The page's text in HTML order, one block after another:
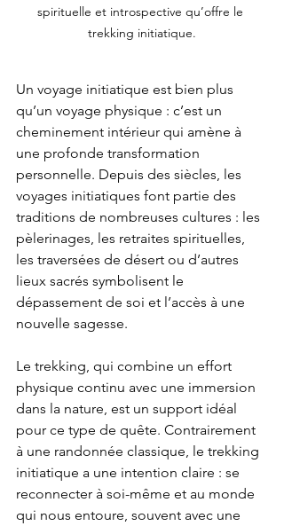
spirituelle et introspective qu’offre le
trekking initiatique.
Un voyage initiatique est bien plus
qu’un voyage physique : c’est un
cheminement intérieur qui amène à
une profonde transformation
personnelle. Depuis des siècles, les
voyages initiatiques font partie des
traditions de nombreuses cultures : les
pèlerinages, les retraites spirituelles,
les traversées de désert ou d’autres
lieux sacrés symbolisent le
dépassement de soi et l’accès à une
nouvelle sagesse.
Le trekking, qui combine un effort
physique continu avec une immersion
dans la nature, est un support idéal
pour ce type de quête. Contrairement
à une randonnée classique, le trekking
initiatique a une intention claire : se
reconnecter à soi-même et au monde
qui nous entoure, souvent avec une